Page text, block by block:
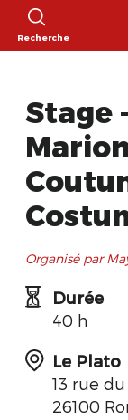
Recherche
Stage
Organisé par
Durée
40 h
Le Plato
13 rue
26100